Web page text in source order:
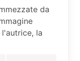
da
la